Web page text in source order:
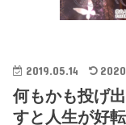
2019.05.14
何もかも投げ
すと人生が好